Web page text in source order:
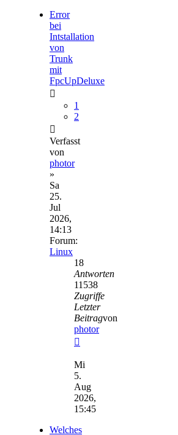
Error
bei
Intstallation
von
Trunk
mit
FpcUpDeluxe
1
2
Verfasst
von
photor
»
Sa
25.
Jul
2026,
14:13
Forum:
Linux
18
Antworten
11538
Zugriffe
Letzter
Beitragvon
photor
Beitrag
Mi
5.
Aug
2026,
15:45
Welches